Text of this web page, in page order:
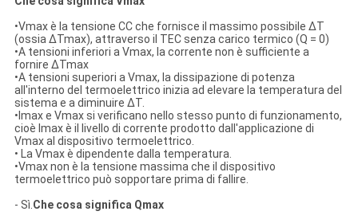
•Vmax è la tensione CC che fornisce il massimo possibile ΔT
(ossia ΔTmax), attraverso il TEC senza carico termico (Q = 0)
•A tensioni inferiori a Vmax, la corrente non è sufficiente a
fornire ΔTmax
•A tensioni superiori a Vmax, la dissipazione di potenza
all'interno del termoelettrico inizia ad elevare la temperatura del
sistema e a diminuire ΔT.
•Imax e Vmax si verificano nello stesso punto di funzionamento,
cioè Imax è il livello di corrente prodotto dall'applicazione di
Vmax al dispositivo termoelettrico.
• La Vmax è dipendente dalla temperatura.
•Vmax non è la tensione massima che il dispositivo
termoelettrico può sopportare prima di fallire.
- Sì.Che cosa significa Qmax